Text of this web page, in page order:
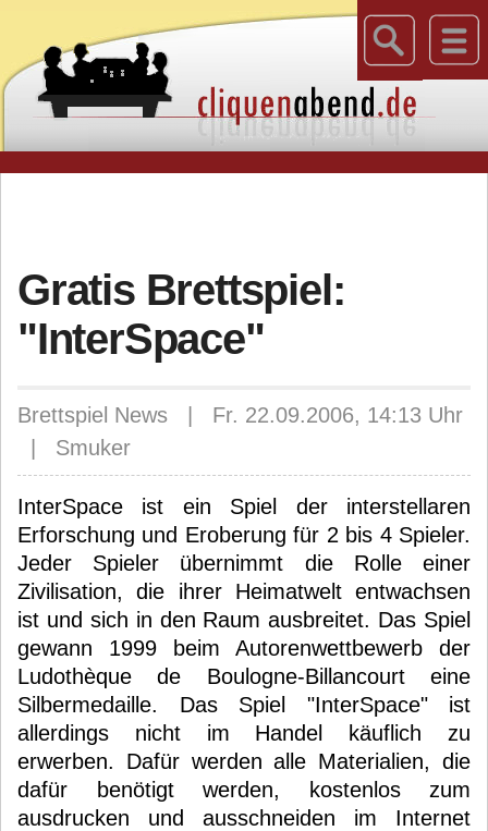
Gratis Brettspiel:
"InterSpace"
Brettspiel News | Fr. 22.09.2006, 14:13 Uhr
| Smuker
InterSpace ist ein Spiel der interstellaren
Erforschung und Eroberung für 2 bis 4 Spieler.
Jeder Spieler übernimmt die Rolle einer
Zivilisation, die ihrer Heimatwelt entwachsen
ist und sich in den Raum ausbreitet. Das Spiel
gewann 1999 beim Autorenwettbewerb der
Ludothèque de Boulogne-Billancourt eine
Silbermedaille. Das Spiel "InterSpace" ist
allerdings nicht im Handel käuflich zu
erwerben. Dafür werden alle Materialien, die
dafür benötigt werden, kostenlos zum
ausdrucken und ausschneiden im Internet